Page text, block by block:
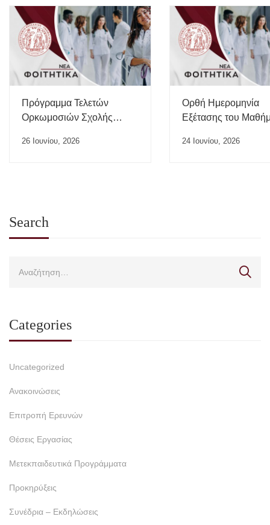
Πρόγραμμα Τελετών
Ορκωμοσιών Σχολής
Ιούλιος 2026
26 Ιουνίου, 2026
Ορθή Ημερομηνία
Εξέτασης του
24 Ιουνίου, 2026
Search
Categories
Uncategorized
Ανακοινώσεις
Επιτροπή Ερευνών
Θέσεις Εργασίας
Μετεκπαιδευτικά Προγράμματα
Προκηρύξεις
Συνέδρια – Εκδηλώσεις